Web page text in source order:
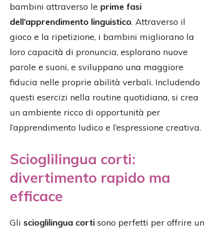
bambini attraverso le prime fasi
dell’apprendimento linguistico. Attraverso il
gioco e la ripetizione, i bambini migliorano la
loro capacità di pronuncia, esplorano nuove
parole e suoni, e sviluppano una maggiore
fiducia nelle proprie abilità verbali. Includendo
questi esercizi nella routine quotidiana, si crea
un ambiente ricco di opportunità per
l’apprendimento ludico e l’espressione creativa.
Scioglilingua corti:
divertimento rapido ma
efficace
Gli scioglilingua corti sono perfetti per offrire un